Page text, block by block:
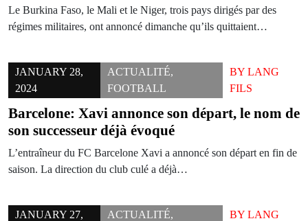
Le Burkina Faso, le Mali et le Niger, trois pays dirigés par des
régimes militaires, ont annoncé dimanche qu’ils quittaient…
JANUARY 28,
2024
ACTUALITÉ,
FOOTBALL
BY LANG
FILS
Barcelone: Xavi annonce son départ, le nom de
son successeur déjà évoqué
L’entraîneur du FC Barcelone Xavi a annoncé son départ en fin de
saison. La direction du club culé a déjà…
JANUARY 27,
ACTUALITÉ,
BY LANG